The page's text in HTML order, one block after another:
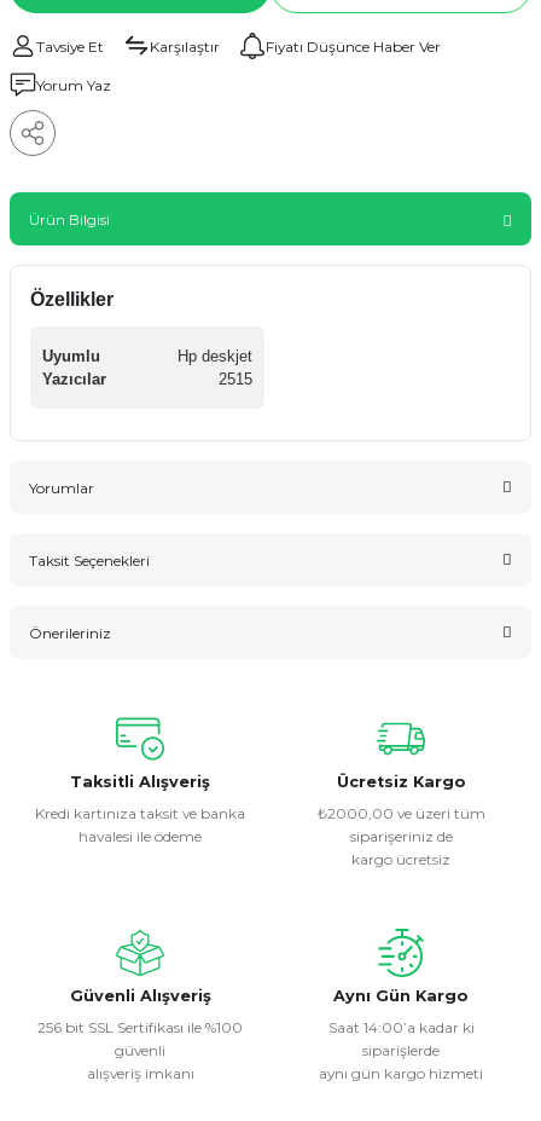
Tavsiye Et Karşılaştır Fiyatı Düşünce Haber Ver
Yorum Yaz
Ürün Bilgisi
Özellikler
Uyumlu
Yazıcılar
Hp deskjet
2515
Yorumlar
Taksit Seçenekleri
Önerileriniz
konularda yetersiz gördüğünüz noktaları öneri formunu
kullanarak tarafımıza iletebilirsiniz.
Görüş ve önerileriniz için teşekkür ederiz.
Ürün resmi kalitesiz, bozuk veya görüntülenemiyor.
Ürün fiyatı diğer sitelerden daha pahalı.
Bu ürüne benzer farklı alternatifler olmalı.
Taksitli Alışveriş
Kredi kartınıza taksit ve banka
havalesi ile ödeme
Ücretsiz Kargo
₺2000,00 ve üzeri tüm
siparişeriniz de
kargo ücretsiz
Güvenli Alışveriş
256 bit SSL Sertifikası ile %100
güvenli
alışveriş imkanı
Aynı Gün Kargo
Saat 14:00’a kadar ki
siparişlerde
aynı gün kargo hizmeti